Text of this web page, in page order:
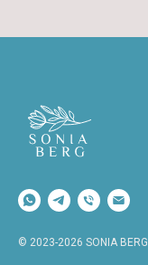
© 2023-2026 SONIA BERG